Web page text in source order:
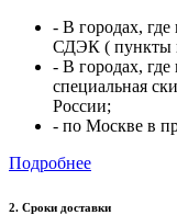
- В городах, где
СДЭК ( пункты
- В городах,
специальная
России;
- по Москве в
Подробнее
2. Cроки доставки